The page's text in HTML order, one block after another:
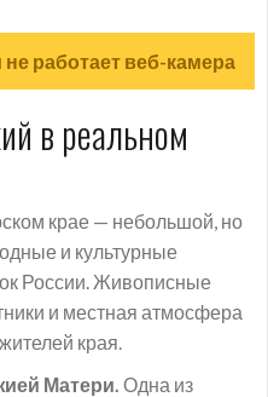
работает веб-камера
в реальном
крае — небольшой, но
и культурные
России. Живописные
и местная атмосфера
края.
Матери. Одна из